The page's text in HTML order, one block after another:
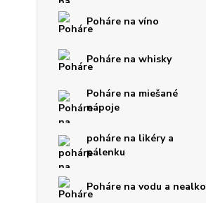
Poháre na víno
Poháre na whisky
Poháre na miešané
nápoje
poháre na likéry a
pálenku
Poháre na vodu a nealko